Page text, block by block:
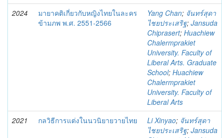
2024
มายาคติเกี่ยวกับหญิงไทยในละคร
ข้ามภพ พ.ศ. 2551-2566
Yang Chan; จันทร์สุดา
ไชยประเสริฐ; Jansuda
Chiprasert; Huachiew
Chalermprakiet
University. Faculty of
Liberal Arts. Graduate
School; Huachiew
Chalermprakiet
University. Faculty of
Liberal Arts
2021
กลวิธีการแต่งในนวนิยายวายไทย Li Xinyao; จันทร์สุดา
ไชยประเสริฐ; Jansuda